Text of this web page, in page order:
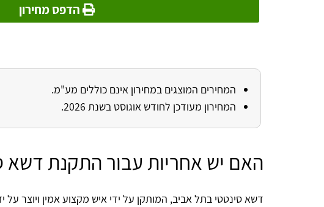
הדפס מחירון
המחירים המוצגים במחירון אינם כוללים מע"מ.
המחירון מעודכן לחודש אוגוסט בשנת 2026.
האם יש אחריות עבור התקנת דשא
דשא סינטטי בתל אביב, המותקן על ידי איש מקצוע אמין ויוצר על